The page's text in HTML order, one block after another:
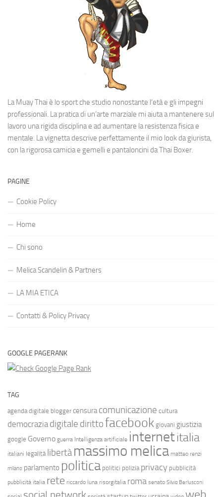
La Muay Thai è lo sport che studio nonostante l’età e gli impegni
professionali. La pratica di un’arte marziale mi aiuta a mantenere sul
lavoro una rigida disciplina e ad aumentare la resistenza fisica e
mentale. La vignetta descrive perfettamente il mio look da giurista,
con la rigorosa camicia e gemelli e pantaloncini da Thai Boxer.
PAGINE
Cookie Policy
Home
Chi sono
Melica Scandelin & Partners
LA MIA ETICA
Contatti & Policy Privacy
GOOGLE PAGERANK
TAG
agenda digitale blogger censura comunicazione cultura
democrazia digitale dirittofacebook giovani giustizia
google Governo guerra Intelligenza artificiale internetitalia
italiani legalità libertà massimo melica matteo renzi
milano parlamento politica politici polizia privacy pubblicità
pubblicità italia rete riccardo luna risorgitalia roma senato Silvio Berlusconi